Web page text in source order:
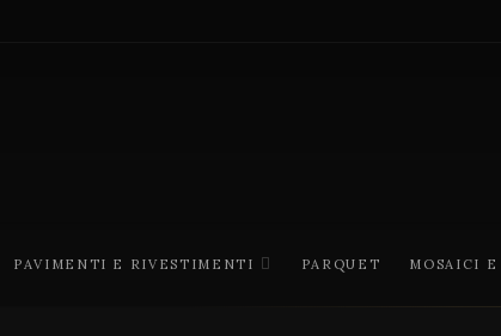
PAVIMENTI E RIVESTIMENTI PARQUET MOSAICI E